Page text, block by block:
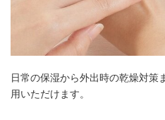
日常の保湿から外出時の乾燥対策
用いただけます。